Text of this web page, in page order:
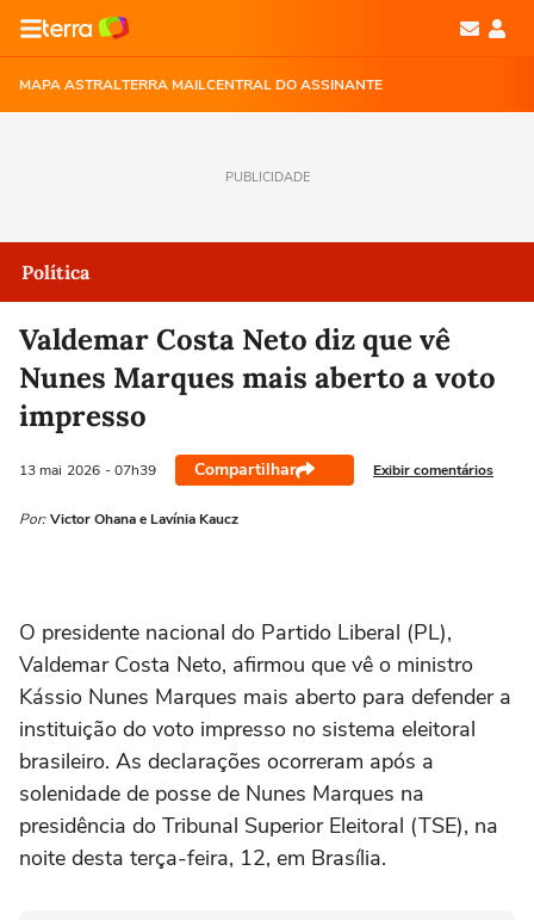
MAPA ASTRALTERRA MAILCENTRAL DO ASSINANTE
PUBLICIDADE
Política
Valdemar Costa Neto diz que vê
Nunes Marques mais aberto a voto
impresso
13 mai 2026 - 07h39 Compartilhar Exibir comentários
Por: Victor Ohana e Lavínia Kaucz
O presidente nacional do Partido Liberal (PL),
Valdemar Costa Neto, afirmou que vê o ministro
Kássio Nunes Marques mais aberto para defender a
instituição do voto impresso no sistema eleitoral
brasileiro. As declarações ocorreram após a
solenidade de posse de Nunes Marques na
presidência do Tribunal Superior Eleitoral (TSE), na
noite desta terça-feira, 12, em Brasília.